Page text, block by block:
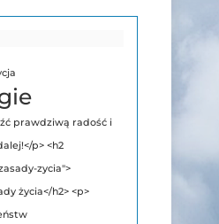
prawdziwą radość i
p> <h2
zycia">
życia</h2> <p>